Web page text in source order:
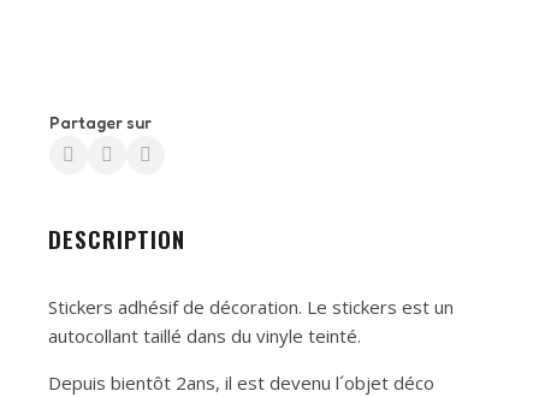
Partager sur
DESCRIPTION
Stickers adhésif de décoration. Le stickers est un
autocollant taillé dans du vinyle teinté.
Depuis bientôt 2ans, il est devenu l´objet déco